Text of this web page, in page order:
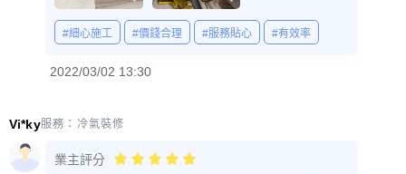
#細心施工 #價錢合理 #服務貼心 #有效率
2022/03/02 13:30
Vi*ky服務： 冷氣裝修
業主評分